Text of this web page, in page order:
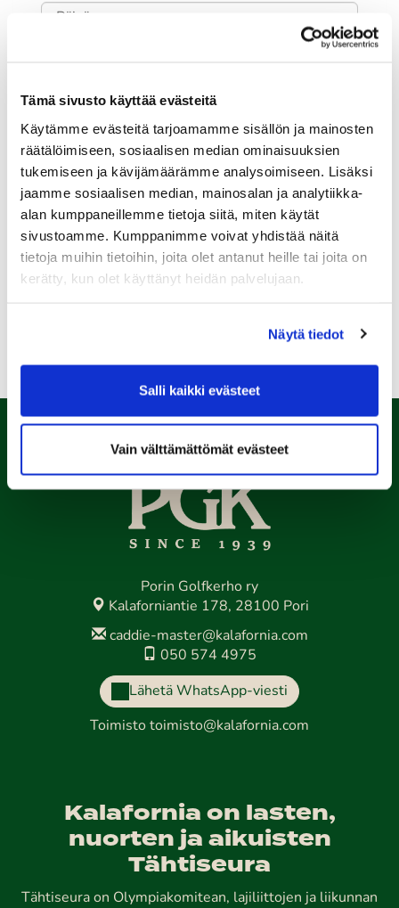
Tämä sivusto käyttää evästeitä
Käytämme evästeitä tarjoamamme sisällön ja mainosten
räätälöimiseen, sosiaalisen median ominaisuuksien
tukemiseen ja kävijämäärämme analysoimiseen. Lisäksi
jaamme sosiaalisen median, mainosalan ja analytiikka-
alan kumppaneillemme tietoja siitä, miten käytät
sivustoamme. Kumppanimme voivat yhdistää näitä
tietoja muihin tietoihin, joita olet antanut heille tai joita on
kerätty, kun olet käyttänyt heidän palvelujaan.
Näytä tiedot
Salli kaikki evästeet
Vain välttämättömät evästeet
Sukupuoli:
Rekisteröidy
Haluan tilata Kalafornia uutiskirjeen
Olen lukenuttietosuojaselosteenja hyväksyn
henkilötietojeni käsittelyn (*)
Porin Golfkerho ry
Kalaforniantie 178, 28100 Pori
caddie-master@kalafornia.com
050 574 4975
Lähetä WhatsApp-viesti
Toimisto toimisto@kalafornia.com
Kalafornia on lasten,
nuorten ja aikuisten
Tähtiseura
Tähtiseura on Olympiakomitean, lajiliittojen ja liikunnan